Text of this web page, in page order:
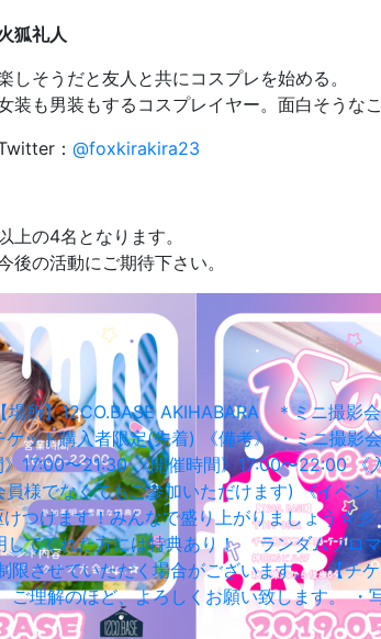
狐礼人
しそうだと友人と共にコスプレを始める。
装も男装もするコスプレイヤー。面白そうな
： @foxkirakira23
上の4名となります。
後の活動にご期待下さい。
所】12CO.BASE AKIHABARA ＊ミニ撮影
ット購入者限定(先着) 《備考》 ・ミニ撮
17:00〜21:30 《開催時間》17:00〜22:00
様でなくてもご参加いただけます) 《イベ
つけます！みんなで盛り上がりましょう☆
してくれた方には特典あり！ ランダムブ
させていただく場合がございます。 【チ
ご理解のほど、よろしくお願い致します。